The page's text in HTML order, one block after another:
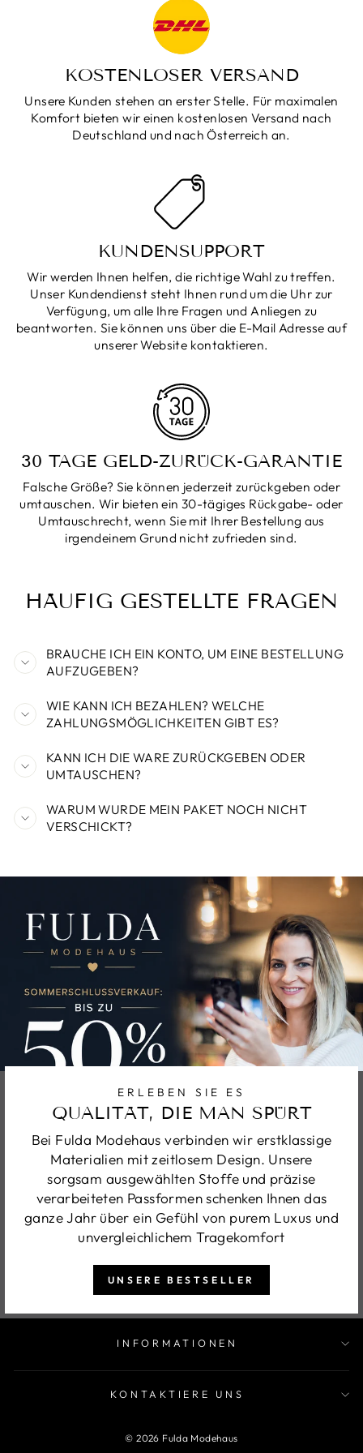
KOSTENLOSER VERSAND
Unsere Kunden stehen an erster Stelle. Für maximalen
Komfort bieten wir einen kostenlosen Versand nach
Deutschland und nach Österreich an.
KUNDENSUPPORT
Wir werden Ihnen helfen, die richtige Wahl zu treffen.
Unser Kundendienst steht Ihnen rund um die Uhr zur
Verfügung, um alle Ihre Fragen und Anliegen zu
beantworten. Sie können uns über die E-Mail Adresse auf
unserer Website kontaktieren.
30 TAGE GELD-ZURÜCK-GARANTIE
Falsche Größe? Sie können jederzeit zurückgeben oder
umtauschen. Wir bieten ein 30-tägiges Rückgabe- oder
Umtauschrecht, wenn Sie mit Ihrer Bestellung aus
irgendeinem Grund nicht zufrieden sind.
HÄUFIG GESTELLTE FRAGEN
BRAUCHE ICH EIN KONTO, UM EINE BESTELLUNG
AUFZUGEBEN?
WIE KANN ICH BEZAHLEN? WELCHE
ZAHLUNGSMÖGLICHKEITEN GIBT ES?
KANN ICH DIE WARE ZURÜCKGEBEN ODER
UMTAUSCHEN?
WARUM WURDE MEIN PAKET NOCH NICHT
VERSCHICKT?
ERLEBEN SIE ES
QUALITÄT, DIE MAN SPÜRT
Bei Fulda Modehaus verbinden wir erstklassige
Materialien mit zeitlosem Design. Unsere
sorgsam ausgewählten Stoffe und präzise
verarbeiteten Passformen schenken Ihnen das
ganze Jahr über ein Gefühl von purem Luxus und
unvergleichlichem Tragekomfort
UNSERE BESTSELLER
INFORMATIONEN
KONTAKTIERE UNS
© 2026 Fulda Modehaus